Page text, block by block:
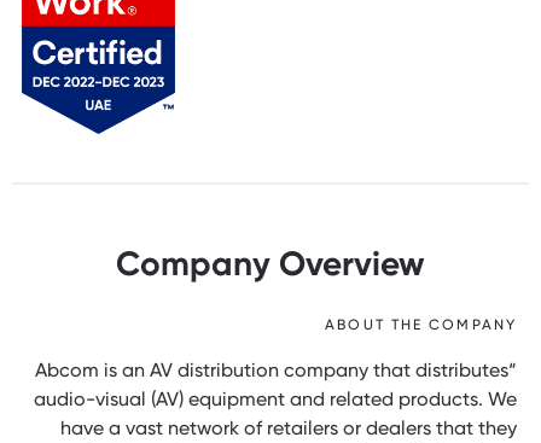
Company Overview
ABOUT THE COMPANY
“Abcom is an AV distribution company that distributes
audio-visual (AV) equipment and related products. We
have a vast network of retailers or dealers that they